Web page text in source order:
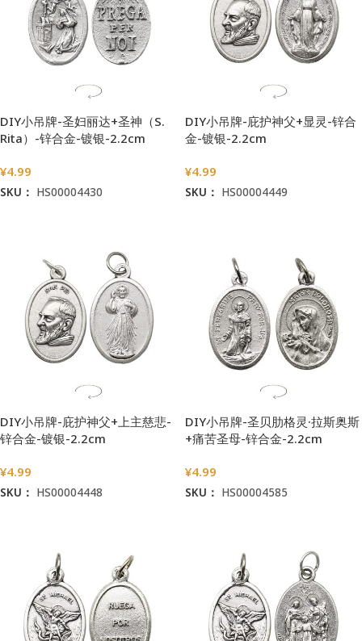
DIY小吊牌-圣妇丽达+圣神（S.
Rita）-锌合金-镀银-2.2cm
¥4.99
SKU： HS00004430
DIY小吊牌-庇护神父+显灵-锌合
金-镀银-2.2cm
¥4.99
SKU： HS00004449
DIY小吊牌-庇护神父+上主慈悲-
锌合金-镀银-2.2cm
¥4.99
SKU： HS00004448
DIY小吊牌-圣贝肋格灵·拉斯奥斯
+痛苦圣母-锌合金-2.2cm
¥4.99
SKU： HS00004585